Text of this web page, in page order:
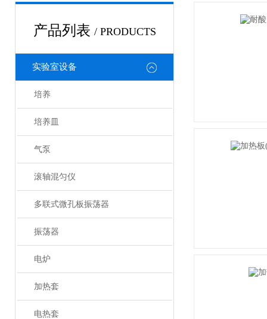
产品列表 / PRODUCTS
实验室设备
培养
培养皿
气泵
滚轴混匀仪
多联式微孔板振荡器
振荡器
电炉
加热套
电热套